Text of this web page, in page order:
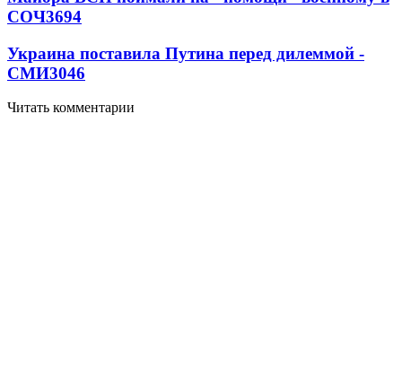
СОЧ3694
Украина поставила Путина перед дилеммой -
СМИ3046
Читать комментарии